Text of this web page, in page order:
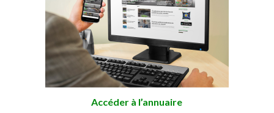
Accéder à l’annuaire